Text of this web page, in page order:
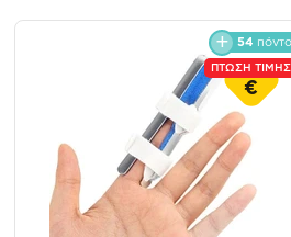
54
ΠΤΩΣΗ ΤΙΜΗΣ
€